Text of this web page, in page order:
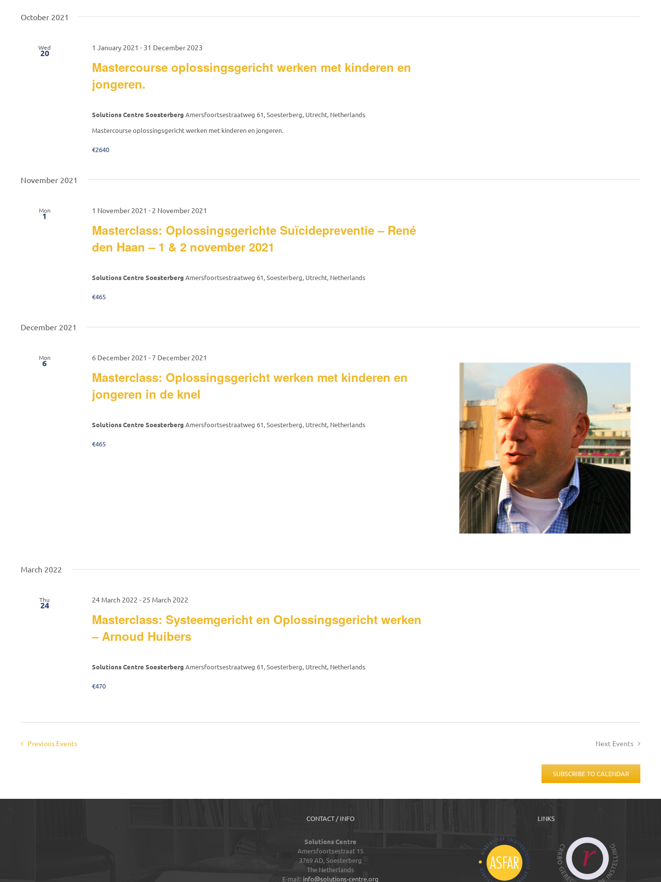
October 2021
Wed
20
Mastercourse oplossingsgericht werken met kinderen en
jongeren.
1 January 2021 - 31 December 2023
Solutions Centre SoesterbergAmersfoortsestraatweg 61, Soesterberg, Utrecht, Netherlands
Mastercourse oplossingsgericht werken met kinderen en jongeren.
€2640
November 2021
Mon
1
Masterclass: Oplossingsgerichte Suïcidepreventie – René
den Haan – 1 & 2 november 2021
1 November 2021 - 2 November 2021
Solutions Centre SoesterbergAmersfoortsestraatweg 61, Soesterberg, Utrecht, Netherlands
€465
December 2021
Mon
6
Masterclass: Oplossingsgericht werken met kinderen en
jongeren in de knel
6 December 2021 -7 December 2021
Solutions Centre SoesterbergAmersfoortsestraatweg 61, Soesterberg, Utrecht, Netherlands
€465
March 2022
Thu
24
Masterclass: Systeemgericht en Oplossingsgericht werken
– Arnoud Huibers
24 March 2022 - 25 March 2022
Solutions Centre SoesterbergAmersfoortsestraatweg 61, Soesterberg, Utrecht, Netherlands
€470
Previous Events Next Events
SUBSCRIBE TO CALENDAR
CONTACT / INFO
Solutions Centre
Amersfoortsestraat 15
3769 AD,Soesterberg
The Netherlands
E-mail: info@solutions-centre.org
LINKS